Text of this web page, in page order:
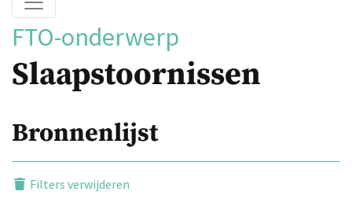
FTO-onderwerp
Slaapstoornissen
Bronnenlijst
Filters verwijderen